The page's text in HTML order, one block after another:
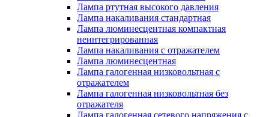
Лампа ртутная высокого давления
Лампа накаливания стандартная
Лампа люминесцентная компактная
неинтегрированная
Лампа накаливания с отражателем
Лампа люминесцентная
Лампа галогенная низковольтная с
отражателем
Лампа галогенная низковольтная без
отражателя
Лампа галогенная сетевого напряжения с